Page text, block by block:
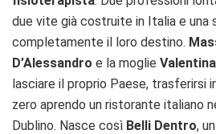
due vite già costruite in Italia e una
completamente il loro destino.
D’Alessandro e la moglie
lasciare il proprio Paese, trasferirsi
zero aprendo un ristorante italiano
Dublino. Nasce così Belli Dentro,